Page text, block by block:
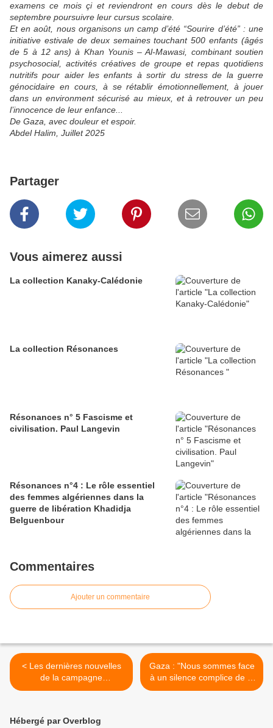
examens ce mois çi et reviendront en cours dès le debut de
septembre poursuivre leur cursus scolaire.
Et en août, nous organisons un camp d’été “Sourire d’été” : une
initiative estivale de deux semaines touchant 500 enfants (âgés
de 5 à 12 ans) à Khan Younis – Al-Mawasi, combinant soutien
psychosocial, activités créatives de groupe et repas quotidiens
nutritifs pour aider les enfants à sortir du stress de la guerre
génocidaire en cours, à se rétablir émotionnellement, à jouer
dans un environment sécurisé au mieux, et à retrouver un peu
l’innocence de leur enfance...
De Gaza, avec douleur et espoir.
Abdel Halim, Juillet 2025
Partager
Vous aimerez aussi
La collection Kanaky-Calédonie
La collection Résonances
Résonances n° 5 Fascisme et
civilisation. Paul Langevin
Résonances n°4 : Le rôle essentiel
des femmes algériennes dans la
guerre de libération Khadidja
Belguenbour
Commentaires
Ajouter un commentaire
< Les dernières nouvelles
de la campagne
education4gaza
Gaza : "Nous sommes face
à un silence complice de la
quasi totalité des États du
Hébergé par Overblog